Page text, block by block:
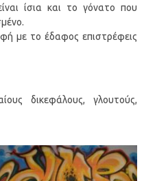
ίσια και το γόνατο που
με το έδαφος επιστρέφεις
δικεφάλους, γλουτούς,